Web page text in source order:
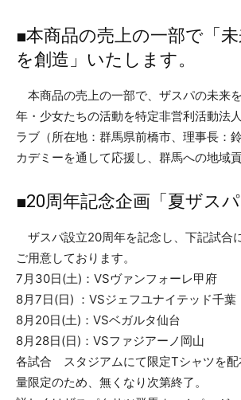
■本商品の売上の一部で「
を創造」いたします。
本商品の売上の一部で、ザスパの未来
年・少女たちの活動を特定非営利活動法
ラブ（所在地：群馬県前橋市、理事長：
カデミーを通して応援し、群馬への地域
■20周年記念企画「夏ザス
ザスパ設立20周年を記念し、下記試合
ご用意しております。
7月30日(土)：VSヴァンフォーレ甲府
8月7日(日) ：VSジェフユナイテッド千葉
8月20日(土)：VSベガルタ仙台
8月28日(日)：VSファジアーノ岡山
各試合 スタジアムにて限定Tシャツを配
量限定のため、無くなり次第終了。